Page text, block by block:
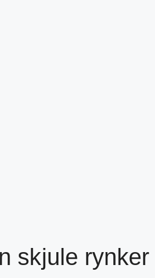
skjule